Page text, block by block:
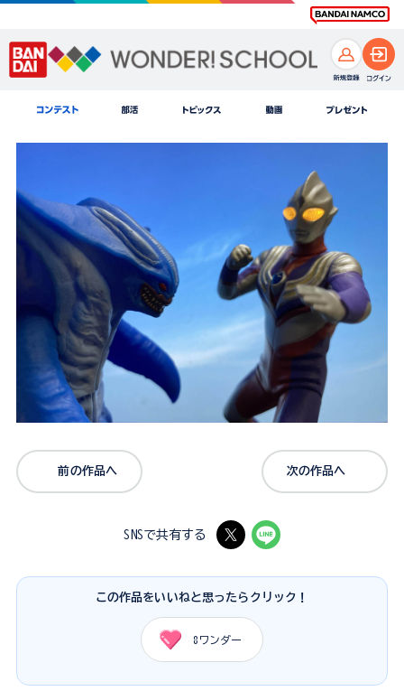
前の作品へ 次の作品へ
SNSで共有する
この作品をいいねと思ったらクリック！
8 ワンダー